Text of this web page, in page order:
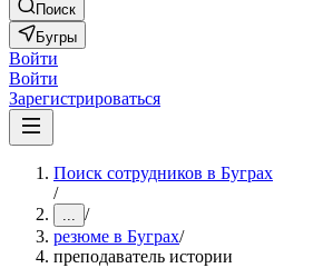
Поиск
Бугры
Войти
Войти
Зарегистрироваться
Поиск сотрудников в Буграх
/
... /
резюме в Буграх/
преподаватель истории